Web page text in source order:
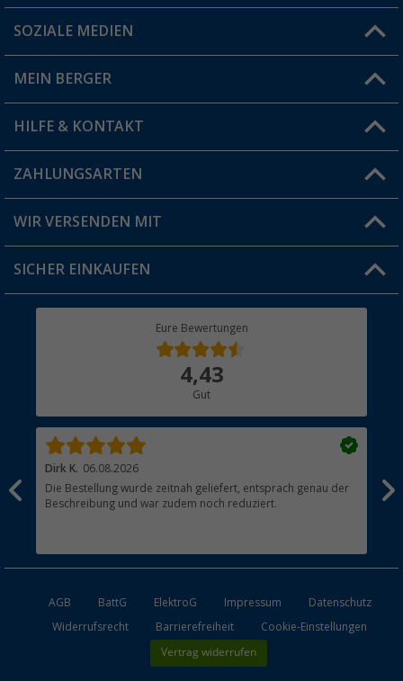
Du hast eine Frage?
Filiale finden
SOZIALE MEDIEN
MEIN BERGER
Vorteilskarte
Blog
Jobs & Karriere
HILFE & KONTAKT
FAQ & Kontakt
Versandinformationen
Rücksendung
ZAHLUNGSARTEN
WIR VERSENDEN MIT
SICHER EINKAUFEN
Eure Bewertungen
4,43
Gut
Dirk K. 06.08.2026
Die Bestellung wurde zeitnah geliefert, entsprach genau der
Beschreibung und war zudem noch reduziert.
AGB BattG ElektroG Impressum
Datenschutz
Widerrufsrecht
Barrierefreiheit Cookie-Einstellungen
Vertrag widerrufen